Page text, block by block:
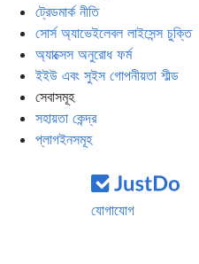
ট্রেডমার্ক নীতি
সোর্স অ্যাভেইলেবল লাইসেন্স চুক্তি
অ্যাক্সেস অনুরোধ ফর্ম
ইইউ এবং সুইস গোপনীয়তা শীল্ড
সেবাসমূহ
সহায়তা কেন্দ্র
প্লাগইনসমূহ
যোগাযোগ